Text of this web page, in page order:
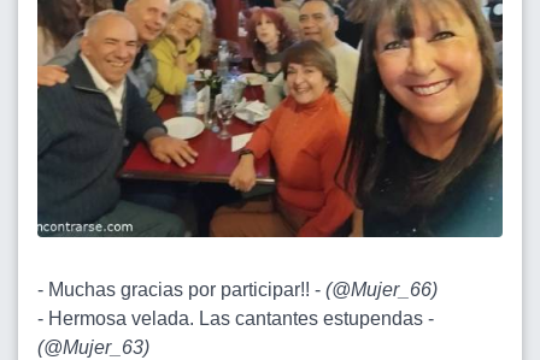
- Muchas gracias por participar!! - (@Mujer_66)
- Hermosa velada. Las cantantes estupendas -
(@Mujer_63)